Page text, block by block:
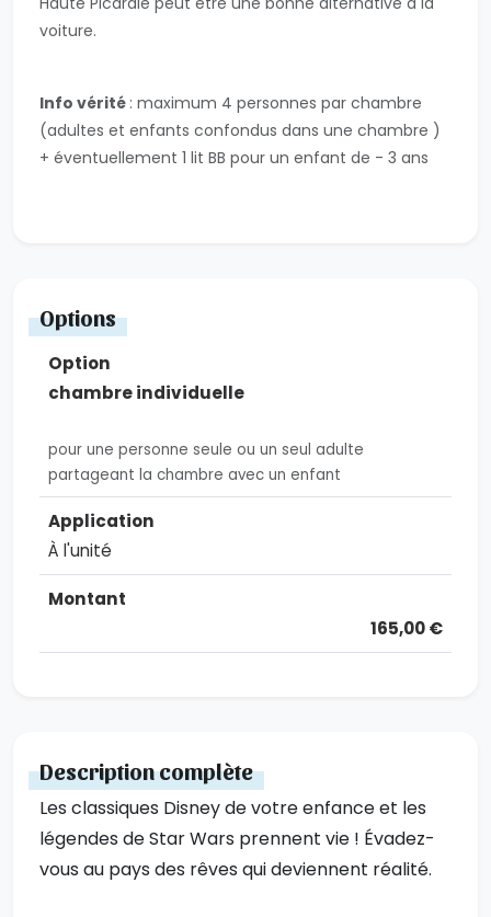
voiture.
Info vérité : maximum 4 personnes par chambre
(adultes et enfants confondus dans une chambre )
+ éventuellement 1 lit BB pour un enfant de - 3 ans
Options
chambre individuelle
pour une personne seule ou un seul adulte
partageant la chambre avec un enfant
À l'unité
165,00 €
Description complète
Les classiques Disney de votre enfance et les
légendes de Star Wars prennent vie ! Évadez-
vous au pays des rêves qui deviennent réalité.